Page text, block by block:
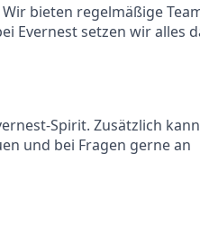
bieten regelmäßige
Evernest setzen wir alles
Spirit. Zusätzlich
und bei Fragen gerne an